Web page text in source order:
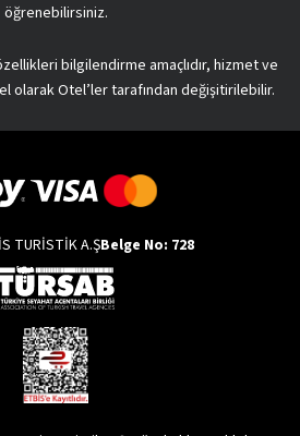
öğrenebilirsiniz.
bilgilendirme amaçlıdır, hizmet ve
olarak Otel’ler tarafından değişitirilebilir.
TURİSTİK A.ŞBelge No: 728